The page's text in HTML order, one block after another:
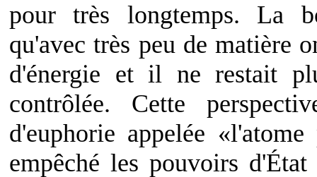
pour très longtemps. La
qu'avec très peu de matière
d'énergie et il ne restait
contrôlée. Cette
d'euphorie appelée
empêché les pouvoirs